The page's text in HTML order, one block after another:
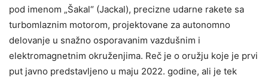
pod imenom „Šakal“ (Jackal), precizne udarne rakete sa
turbomlaznim motorom, projektovane za autonomno
delovanje u snažno osporavanim vazdušnim i
elektromagnetnim okruženjima. Reč je o oružju koje je prvi
put javno predstavljeno u maju 2022. godine, ali je tek